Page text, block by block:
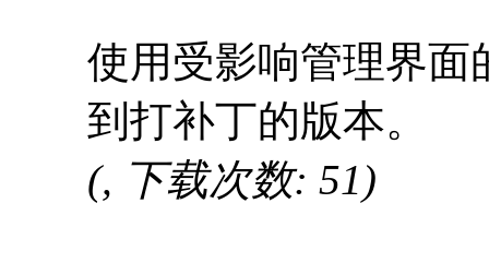
使用受影响管理界面
到打补丁的版本。
(, 下载次数: 51)